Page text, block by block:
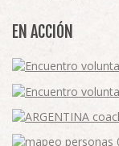
EN ACCIÓN